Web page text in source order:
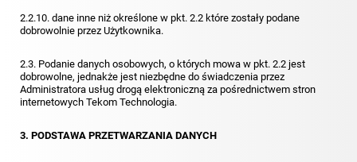
2.2.10. dane inne niż określone w pkt. 2.2 które zostały podane
dobrowolnie przez Użytkownika.
2.3. Podanie danych osobowych, o których mowa w pkt. 2.2 jest
dobrowolne, jednakże jest niezbędne do świadczenia przez
Administratora usług drogą elektroniczną za pośrednictwem stron
internetowych Tekom Technologia.
3. PODSTAWA PRZETWARZANIA DANYCH